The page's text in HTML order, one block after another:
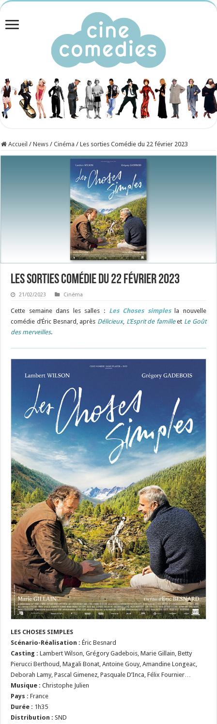
Accueil / News / Cinéma / Les sorties Comédie du 22 février 2023
Les sorties Comédie du 22 février 2023
21/02/2023 Cinéma
Cette semaine dans les salles : Les Choses simplesla nouvelle
comédie d’Éric Besnard, après Délicieux, L’Esprit de familleet Le Goût
des merveilles.
LES CHOSES SIMPLES
Scénario-Réalisation :Éric Besnard
Casting :Lambert Wilson, Grégory Gadebois, Marie Gillain, Betty
Pierucci Berthoud, Magali Bonat, Antoine Gouy, Amandine Longeac,
Deborah Lamy, Pascal Gimenez, Pasquale D’Inca, Félix Fournier…
Musique : Christophe Julien
Pays : France
Durée : 1h35
Distribution : SND